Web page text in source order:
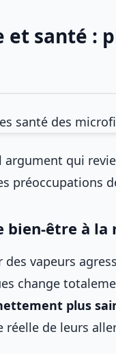
et santé :
argument qui
préoccupations
bien-être à la
vapeurs
change
plus
de leurs